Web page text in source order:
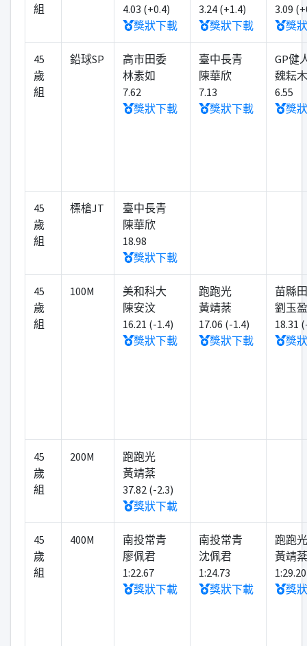
組
4.03 (+0.4)
獎狀下載
3.24 (+1.4)
獎狀下載
3.09
獎
45
歲
組
鉛球SP
高市田委
林素如
7.62
獎狀下載
臺中長青
陳華欣
7.13
獎狀下載
GP健
魏耘
6.55
獎
45
歲
組
標槍JT
臺中長青
陳華欣
18.98
獎狀下載
45
歲
組
100M
美和科大
陳安汶
16.21 (-1.4)
獎狀下載
跑跑光
黃靖棻
17.06 (-1.4)
獎狀下載
苗縣
劉玉盈
18.31
獎
45
歲
組
200M
跑跑光
黃靖棻
37.82 (-2.3)
獎狀下載
45
歲
組
400M
南投常青
廖佩君
1:22.67
獎狀下載
南投常青
沈佩君
1:24.73
獎狀下載
跑跑光
黃靖棻
1:29.20
獎